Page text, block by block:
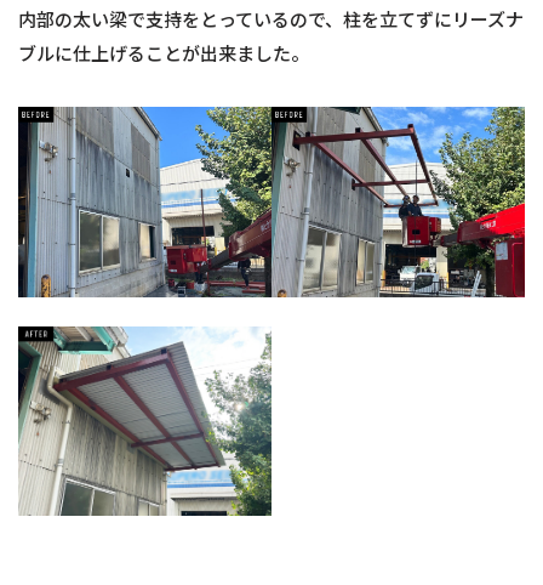
内部の太い梁で支持をとっているので、柱を立てずにリーズナ
ブルに仕上げることが出来ました。